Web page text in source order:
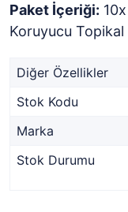
Paket İçeriği:
Koruyucu
Diğer Özellikler
Stok Kodu
Marka
Stok Durumu